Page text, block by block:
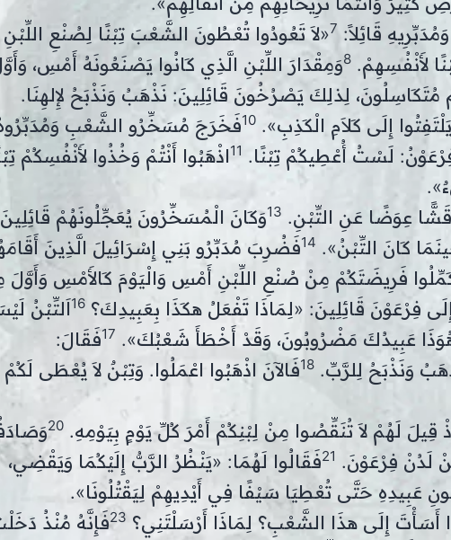
قَائِلاً: 7«لاَ تَعُودُوا تُعْطُونَ الشَّعْبَ تِبْنًا لِصُنْعِ اللِّبْنِ
لأَنْفُسِهِمْ.8وَمِقْدَارَ اللِّبْنِ الَّذِي كَانُوا يَصْنَعُونَهُ أَمْسِ،
لِذلِكَ يَصْرُخُونَ قَائِلِينَ: نَذْهَبُ وَنَذْبَحُ لإِلهِنَا.
إِلَى كَلاَمِ الْكَذِبِ».10فَخَرَجَ مُسَخِّرُو الشَّعْبِ
لَسْتُ أُعْطِيكُمْ تِبْنًا. 11اذْهَبُوا أَنْتُمْ وَخُذُوا لأَنْفُسِكُمْ
عِوَضًا عَنِ التِّبْنِ. 13وَكَانَ الْمُسَخِّرُونَ يُعَجِّلُونَهُمْ
كَانَ التِّبْنُ». 14فَضُرِبَ مُدَبِّرُو بَنِي إِسْرَائِيلَ الَّذِينَ
فَرِيضَتَكُمْ مِنْ صُنْعِ اللِّبْنِ أَمْسِ وَالْيَوْمَ كَالأَمْسِ وَأَوَّلَ
فِرْعَوْنَ قَائِلِينَ: «لِمَاذَا تَفْعَلُ هكَذَا بِعَبِيدِكَ؟16اَلتِّبْنُ
عَبِيدُكَ مَضْرُوبُونَ، وَقَدْ أَخْطَأَ شَعْبُكَ». 17فَقَالَ:
وَنَذْبَحُ لِلرَّبِّ.18فَالآنَ اذْهَبُوا اعْمَلُوا. وَتِبْنٌ لاَ يُعْطَى لَكُمْ
قِيلَ لَهُمْ لاَ تُنَقِّصُوا مِنْ لِبْنِكُمْ أَمْرَ كُلِّ يَوْمٍ بِيَوْمِهِ.20
لَدُنْ فِرْعَوْنَ. 21فَقَالُوا لَهُمَا: «يَنْظُرُ الرَّبُّ إِلَيْكُمَا وَيَقْضِي،
عَبِيدِهِ حَتَّى تُعْطِيَا سَيْفًا فِي أَيْدِيهِمْ لِيَقْتُلُونَا».
إِلَى هذَا الشَّعْبِ؟ لِمَاذَا أَرْسَلْتَنِي؟ 23فَإِنَّهُ مُنْذُ